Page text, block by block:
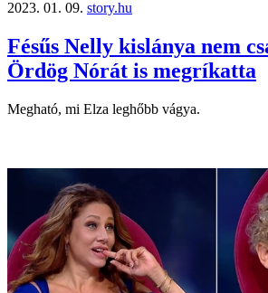
2023. 01. 09. story.hu
Fésűs Nelly kislánya nem
Ördög Nórát is megríkatta
Megható, mi Elza leghőbb vágya.